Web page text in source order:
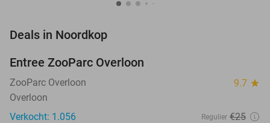
Deals in Noordkop
Entree ZooParc Overloon
ZooParc Overloon 9.7 star
Overloon
Verkocht: 1.056
Regulier €25